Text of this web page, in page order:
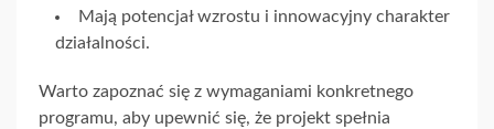
Mają potencjał wzrostu i innowacyjny charakter
działalności.
Warto zapoznać się z wymaganiami konkretnego
programu, aby upewnić się, że projekt spełnia